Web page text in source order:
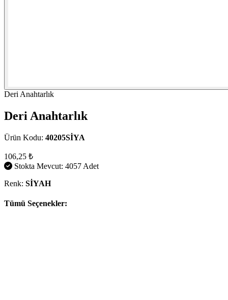
Deri Anahtarlık
Deri Anahtarlık
Ürün Kodu: 40205SİYA
106,25 ₺
Stokta Mevcut: 4057 Adet
Renk: SİYAH
Tümü Seçenekler: